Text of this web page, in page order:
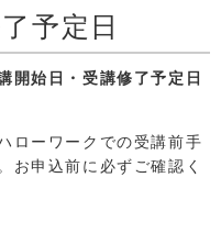
予定日
開始日・受講修了予定日
ローワークでの受講前手
お申込前に必ずご確認く